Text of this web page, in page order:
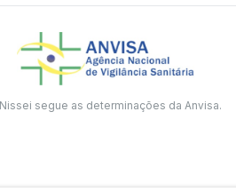
segue as determinações da Anvisa.